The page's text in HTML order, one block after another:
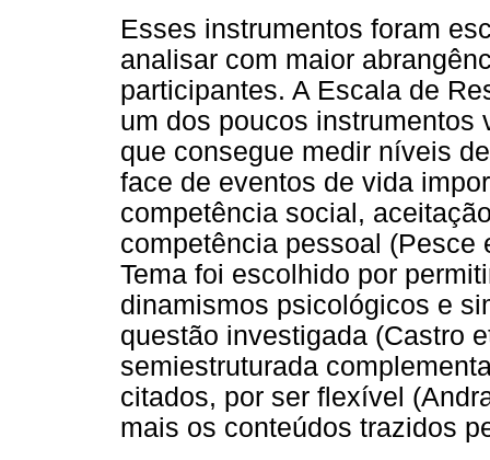
Esses instrumentos foram
analisar com maior
participantes. A Escala de
um dos poucos instrumentos
que consegue medir níveis
face de eventos de vida
competência social,
competência pessoal (Pesce
Tema foi escolhido por
dinamismos psicológicos e
questão investigada (Castro
semiestruturada
citados, por ser flexível
mais os conteúdos trazidos